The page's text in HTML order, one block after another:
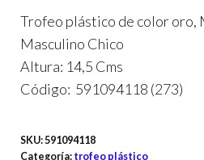
Trofeo plástico de color oro,
Masculino Chico
Altura: 14,5 Cms
Código: 591094118 (273)
SKU:591094118
Categoría: trofeo plástico